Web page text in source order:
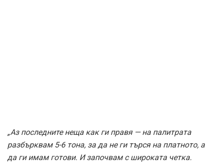
„Аз последните неща как ги правя — на палитрата
разбърквам 5-6 тона, за да не ги търся на платното, а
да ги имам готови. И започвам с широката четка.